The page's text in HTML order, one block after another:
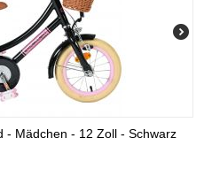
- Mädchen - 12 Zoll - Schwarz